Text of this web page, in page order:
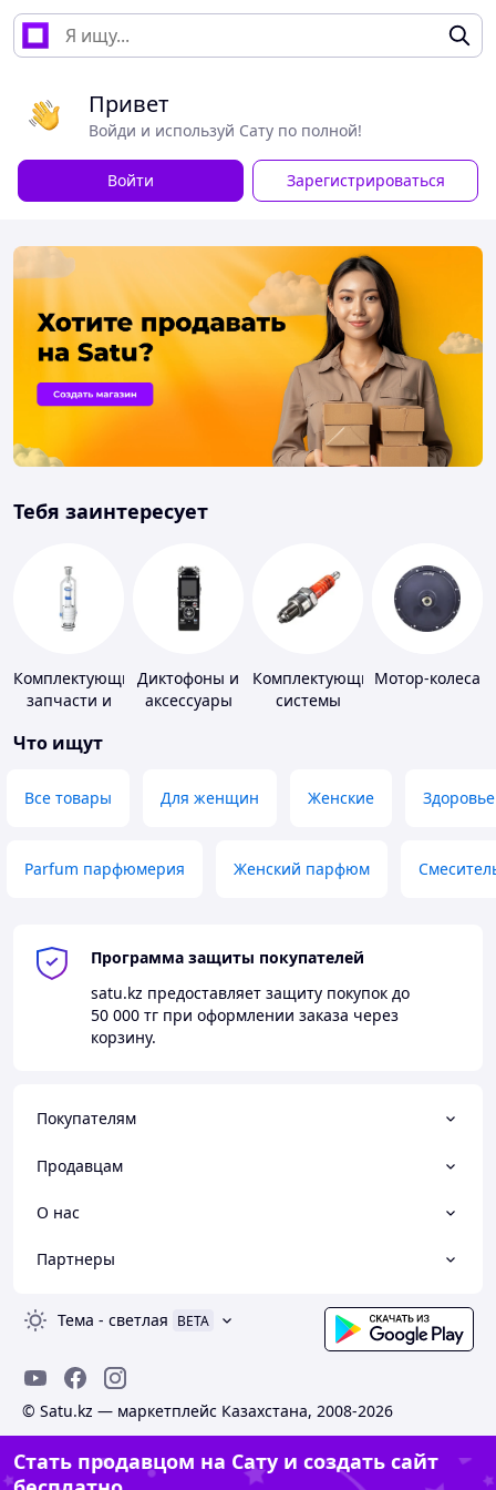
Привет
Войди и используй Сату по полной!
Войти Зарегистрироваться
Тебя заинтересует
Комплектующие,
запчасти и
материалы
сантехники
Диктофоны и
аксессуары
Комплектующие
системы
Мотор-колеса
Что ищут
Все товары Для женщин Женские Здоровье
Parfum парфюмерия Женский парфюм
Программа защиты покупателей
satu.kz предоставляет защиту покупок до
50 000 тг при оформлении заказа через
корзину.
Покупателям
Продавцам
О нас
Партнеры
Тема - светлая BETA
© Satu.kz — маркетплейс Казахстана, 2008-2026
Стать продавцом на Сату и создать сайт